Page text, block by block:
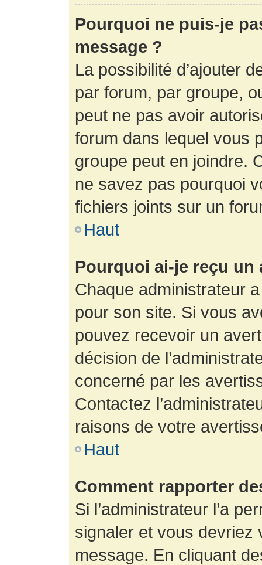
Pourquoi ne puis-je
message ?
La possibilité d’ajouter
par forum, par groupe,
peut ne pas avoir
forum dans lequel vous
groupe peut en joindre.
ne savez pas pourquoi
fichiers joints sur un
Haut
Pourquoi ai-je reçu un
Chaque administrateur
pour son site. Si vous
pouvez recevoir un
décision de
concerné par les
Contactez
raisons de votre
Haut
Comment rapporter
Si l’administrateur l’a
signaler et vous devriez
message. En cliquant